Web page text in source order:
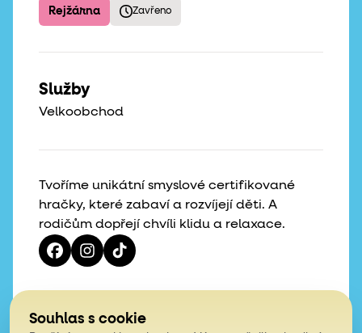
Tvoříme unikátní smyslové certifikované
hračky, které zabaví a rozvíjejí děti. A
rodičům dopřejí chvíli klidu a relaxace.
Rejžárna Zavřeno
Služby
Velkoobchod
Souhlas s cookie